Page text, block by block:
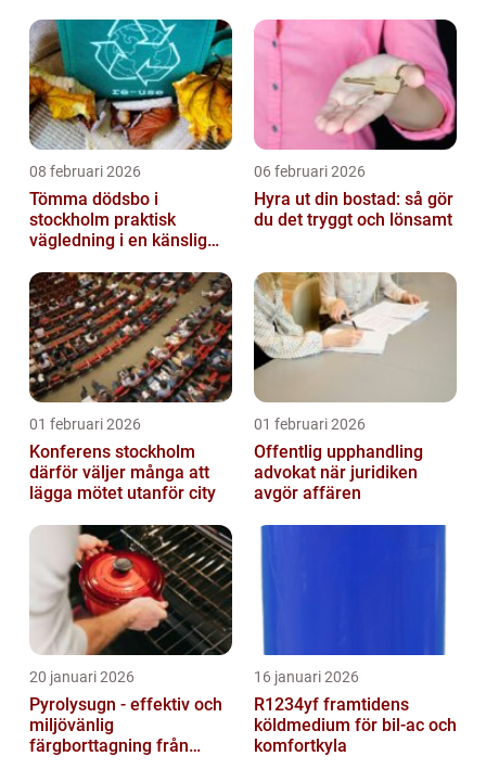
08 februari 2026
Tömma dödsbo i
stockholm praktisk
vägledning i en känslig
06 februari 2026
Hyra ut din bostad: så gör
du det tryggt och lönsamt
01 februari 2026
Konferens stockholm
därför väljer många att
lägga mötet utanför city
01 februari 2026
Offentlig upphandling
advokat när juridiken
avgör affären
20 januari 2026
Pyrolysugn - effektiv och
miljövänlig
färgborttagning från
16 januari 2026
R1234yf framtidens
köldmedium för bil-ac och
komfortkyla